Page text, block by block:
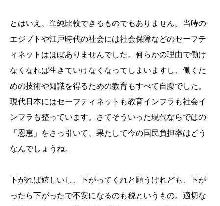
とはいえ、単純比較できるものでもありません。当時の
エジプトや江戸時代の社会には社会保障などのセーフテ
ィネットはほぼありませんでした。何らかの理由で働け
なくなれば生きていけなくなってしまいますし、働くた
めの技術や知識を得るための教育もすべて自腹でした。
現代日本にはセーフティネットも教育インフラも社会イ
ンフラも整っています。さてそういった現代ならではの
「恩恵」をさっ引いて、果たして今の国民負担率はどう
なんでしょうね。
下がれば嬉しいし、下がってくれと願うけれども、下が
ったら下がったで不安になるのも税というもの。適切な